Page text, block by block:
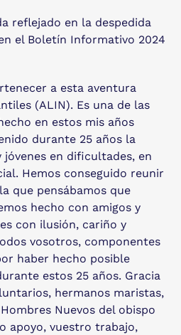
reflejado en la despedida
el Boletín Informativo 2024
a esta aventura
(ALIN). Es una de las
en estos mis años
durante 25 años la
en dificultades, en
Hemos conseguido reunir
que pensábamos que
hecho con amigos y
con ilusión, cariño y
vosotros, componentes
haber hecho posible
estos 25 años. Gracia
hermanos maristas,
Nuevos del obispo
apoyo, vuestro trabajo,